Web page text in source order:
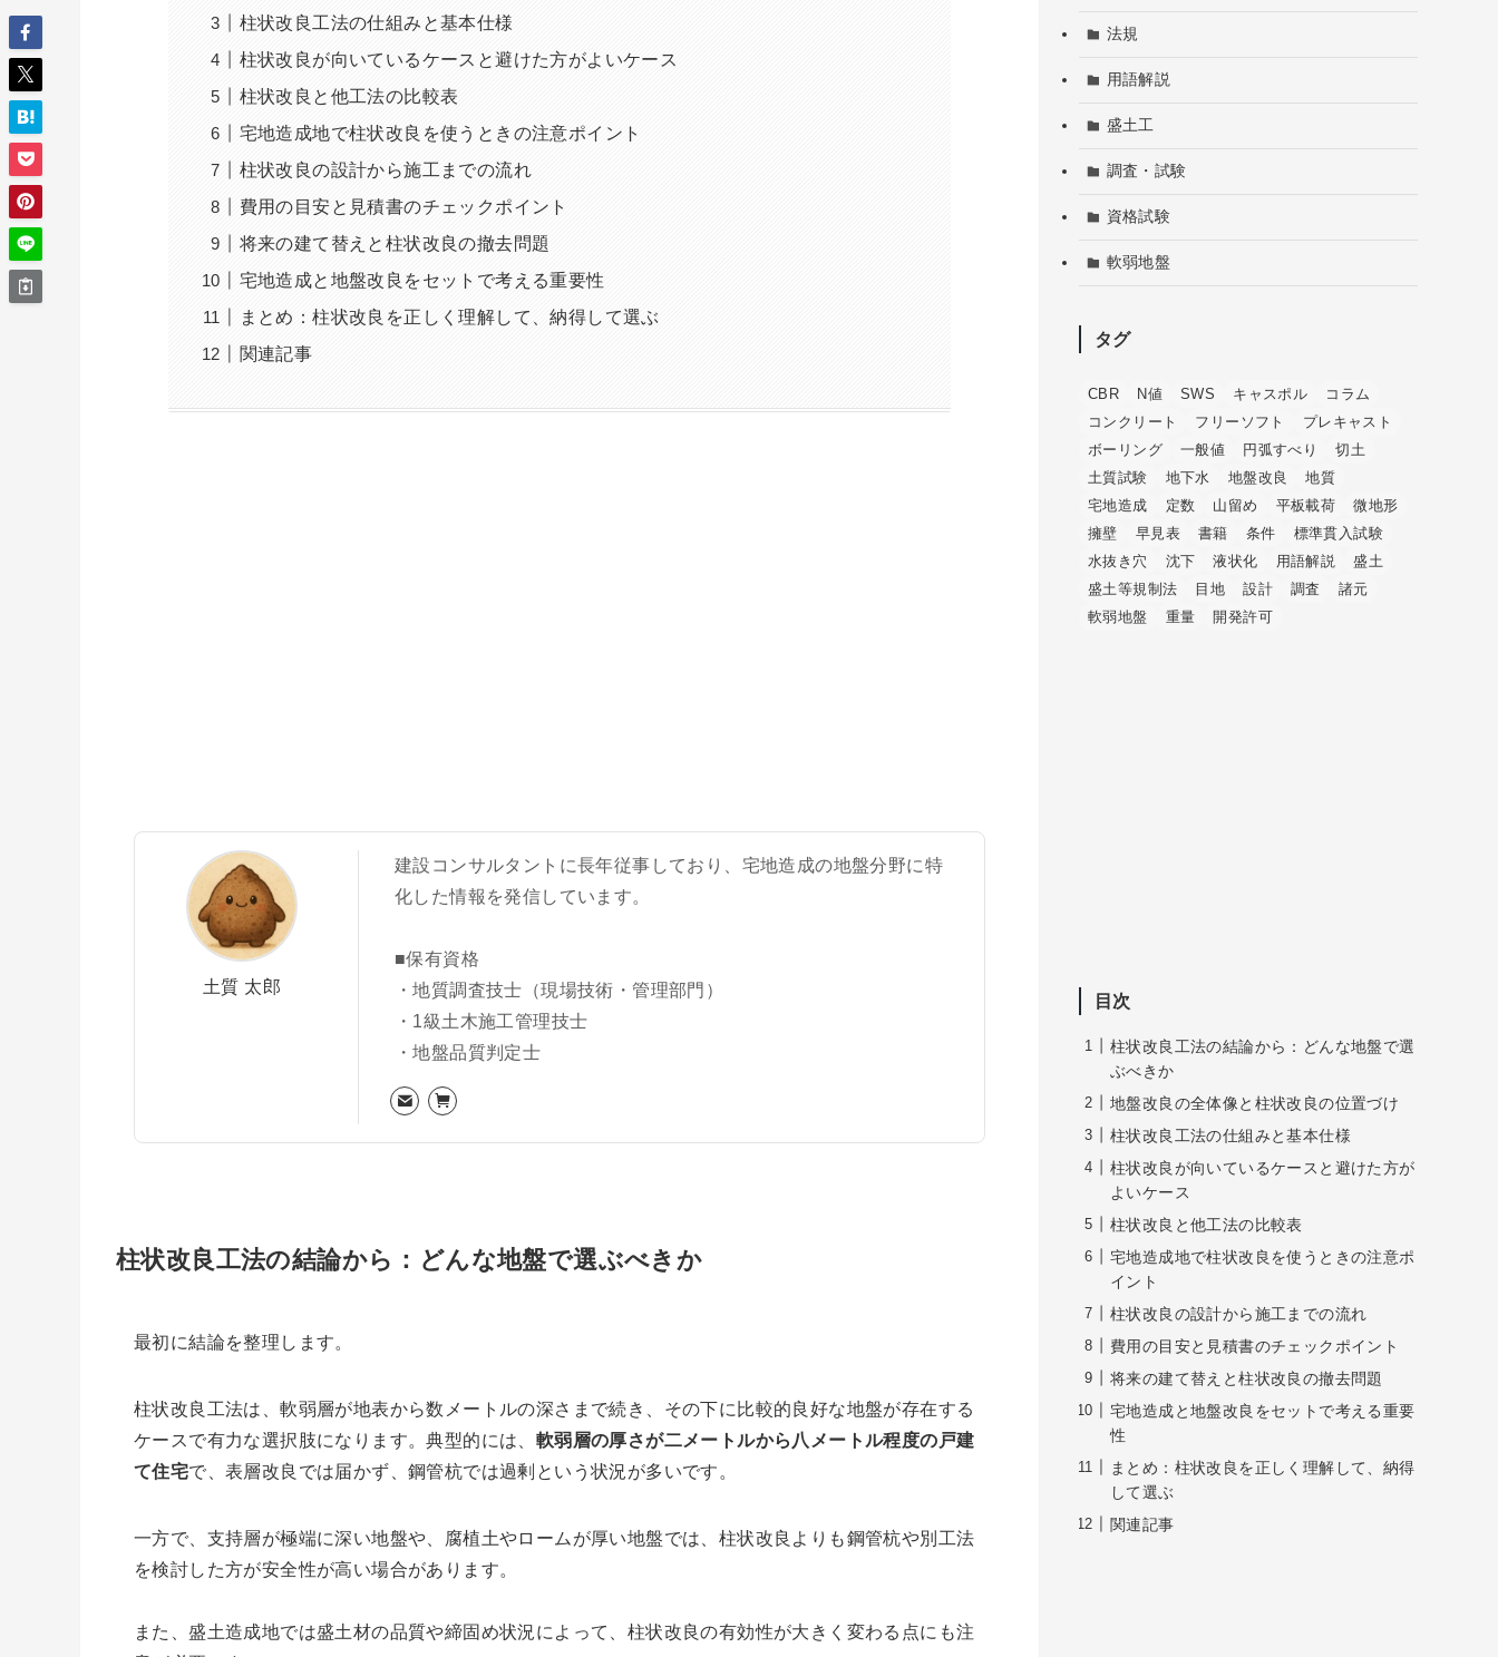
柱状改良工法の仕組みと基本仕様
柱状改良が向いているケースと避けた方がよいケース
柱状改良と他工法の比較表
宅地造成地で柱状改良を使うときの注意ポイント
柱状改良の設計から施工までの流れ
費用の目安と見積書のチェックポイント
将来の建て替えと柱状改良の撤去問題
宅地造成と地盤改良をセットで考える重要性
まとめ：柱状改良を正しく理解して、納得して選ぶ
関連記事
土質 太郎
建設コンサルタントに長年従事しており、宅地造成の地盤分野に特
化した情報を発信しています。
■保有資格
・地質調査技士（現場技術・管理部門）
・1級土木施工管理技士
・地盤品質判定士
柱状改良工法の結論から：どんな地盤で選ぶべきか
最初に結論を整理します。
柱状改良工法は、軟弱層が地表から数メートルの深さまで続き、その下に比較的良好な地盤が存在する
ケースで有力な選択肢になります。典型的には、 軟弱層の厚さが二メートルから八メートル程度の戸建
て住宅で、表層改良では届かず、鋼管杭では過剰という状況が多いです。
一方で、支持層が極端に深い地盤や、腐植土やロームが厚い地盤では、柱状改良よりも鋼管杭や別工法
を検討した方が安全性が高い場合があります。
また、盛土造成地では盛土材の品質や締固め状況によって、柱状改良の有効性が大きく変わる点にも注
法規
用語解説
盛土工
調査・試験
資格試験
軟弱地盤
タグ
CBR N値 SWS キャスポル
コラム
コンクリート
フリーソフト
プレキャスト
ボーリング
一般値 円弧すべり
切土
土質試験
地下水 地盤改良
地質
宅地造成
定数 山留め 平板載荷
微地形
擁壁
早見表 書籍 条件
標準貫入試験
水抜き穴
沈下 液状化 用語解説
盛土
盛土等規制法
目地 設計 調査
諸元
軟弱地盤
重量 開発許可
目次
柱状改良工法の結論から：どんな地盤で選
ぶべきか
地盤改良の全体像と柱状改良の位置づけ
柱状改良工法の仕組みと基本仕様
柱状改良が向いているケースと避けた方が
よいケース
柱状改良と他工法の比較表
宅地造成地で柱状改良を使うときの注意ポ
イント
柱状改良の設計から施工までの流れ
費用の目安と見積書のチェックポイント
将来の建て替えと柱状改良の撤去問題
宅地造成と地盤改良をセットで考える重要
性
まとめ：柱状改良を正しく理解して、納得
して選ぶ
関連記事